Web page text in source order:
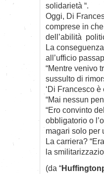
solidarietà “.
Oggi, Di
comprese in
dell’abilità
La
all’ufficio
“Mentre venivo
sussulto di
‘Di Francesco
“Mai nessun
“Ero convinto
obbligatorio o
magari solo per
La carriera?
la
(da “